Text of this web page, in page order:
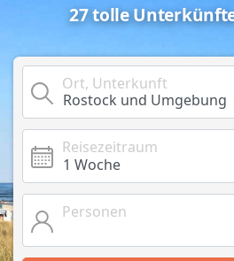
27 tolle
Ort, Unterkunft
Reisezeitraum
Personen